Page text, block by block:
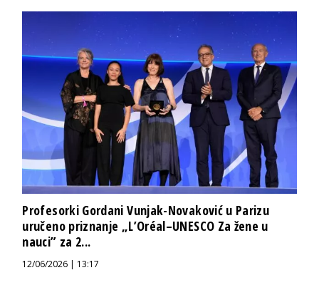
Profesorki Gordani Vunjak-Novaković u Parizu
uručeno priznanje „L’Oréal–UNESCO Za žene u
nauci” za 2...
12/06/2026 | 13:17